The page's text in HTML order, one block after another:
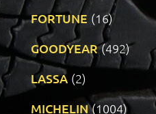
FORTUNE (16)
GOODYEAR (492)
LASSA (2)
MICHELIN (1004)